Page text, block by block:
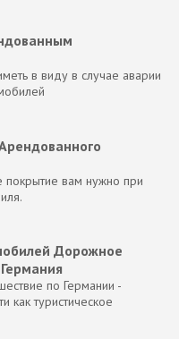
в виду в случае аварии
покрытие вам нужно при
Дорожное
по Германии -
как туристическое